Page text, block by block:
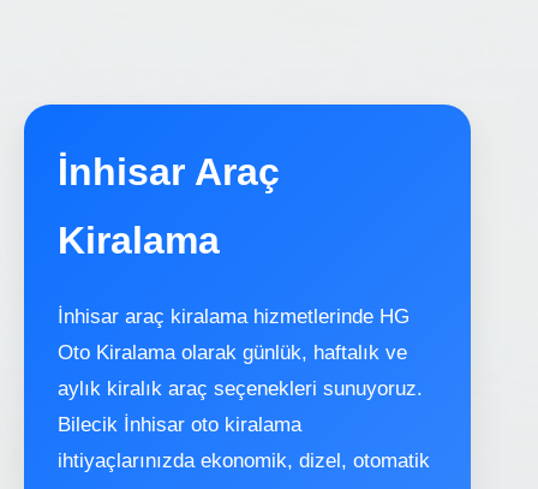
İnhisar Araç
Kiralama
İnhisar araç kiralama hizmetlerinde HG
Oto Kiralama olarak günlük, haftalık ve
aylık kiralık araç seçenekleri sunuyoruz.
Bilecik İnhisar oto kiralama
ihtiyaçlarınızda ekonomik, dizel, otomatik